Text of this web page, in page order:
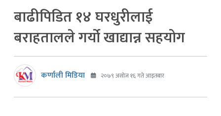
बाढीपिडित १४ घरधुरीलाई
बराहतालले गर्यो खाद्यान्न सहयोग
कर्णाली मिडिया २०७९ असोज १६ गते आइतबार